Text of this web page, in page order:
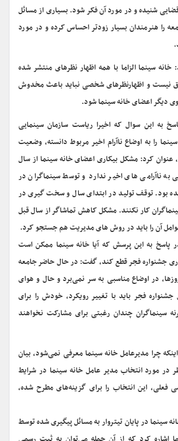
شنیده و در مورد آن فکر شود. بسیاری از مسائل
را هنرمندان بسیار زودتر احساس کرده و در مورد
.
سینما الزاما با همه اظهار نظرهای منتشر شده
نیست و اظهارنظرهای شخصی نباید باعث مخدوش
دیگر اعضای خانه سینما شود.
به این سوال که اخیرا ریاست سازمان سینمایی
را به اوضاع ناآرام اخیر مربوط دانسته، وضعیت
عنوان کرد: مشکل بیکاری اعضای خانه سینما از سال
ناآرامی های اخیر ندارد و توسط سینماگران در
بود. توقف تولید در ابتدای سال و سخت گیری در
کار نکنند. مشکل کاهش تماشاگر از سال قبل
آن را باید در روش های مدیریت هم جستجو کرد.
پاسخ به این پرسش که آیا خانه سینما ممکن است
جشنواره فجر قطع کند، گفت: در حال حاضر جامعه
در اوضاع مناسبی به سر نمی‌برد و حال و هوای
فجر باید با تغییر رویکرد، خودش را برای
سینماگران چندان رغبتی برای مشارکت نخواهند
چرا مدیرعامل خانه سینما معرفی نمی‌شود، بیان
مورد انتخاب مدیر عامل خانه سینما در شرایط
این انتخاب را برای گزینه‌های مطرح شده،
سینما در پایان تیتروار به مسائل پیگیری‌ شده توسط